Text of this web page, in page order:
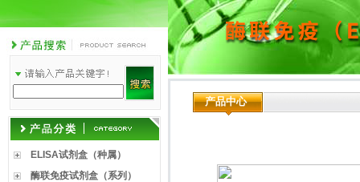
ELISA试剂盒（种属）
酶联免疫试剂盒（系列）
产品中心